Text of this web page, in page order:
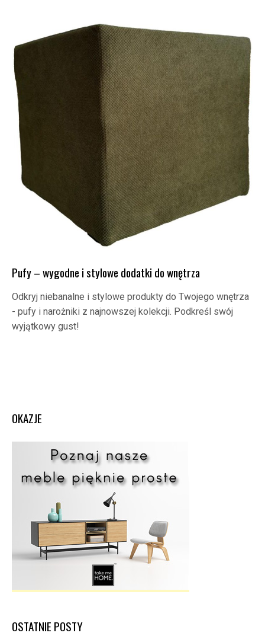
Pufy – wygodne i stylowe dodatki do wnętrza
Odkryj niebanalne i stylowe produkty do Twojego wnętrza
- pufy i narożniki z najnowszej kolekcji. Podkreśl swój
wyjątkowy gust!
OKAZJE
OSTATNIE POSTY